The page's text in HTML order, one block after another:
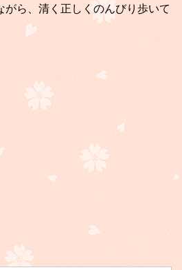
がら、清く正しくのんびり歩いて